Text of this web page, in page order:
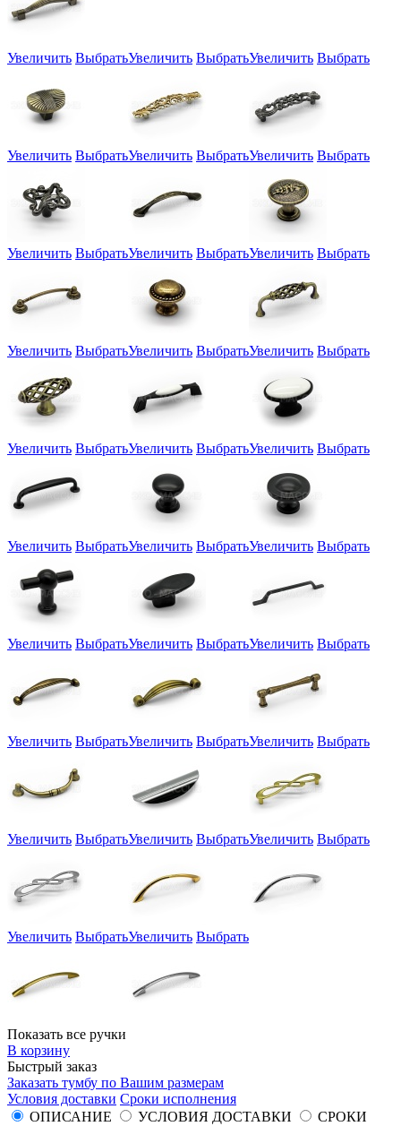
Увеличить ВыбратьУвеличить ВыбратьУвеличить Выбрать
Увеличить ВыбратьУвеличить ВыбратьУвеличить Выбрать
Увеличить ВыбратьУвеличить ВыбратьУвеличить Выбрать
Увеличить ВыбратьУвеличить ВыбратьУвеличить Выбрать
Увеличить ВыбратьУвеличить ВыбратьУвеличить Выбрать
Увеличить ВыбратьУвеличить ВыбратьУвеличить Выбрать
Увеличить ВыбратьУвеличить ВыбратьУвеличить Выбрать
Увеличить ВыбратьУвеличить ВыбратьУвеличить Выбрать
Увеличить ВыбратьУвеличить ВыбратьУвеличить Выбрать
Увеличить ВыбратьУвеличить Выбрать
Показать все ручки
В корзину
Быстрый заказ
Заказать тумбу по Вашим размерам
Условия доставки Сроки исполнения
ОПИСАНИЕ
УСЛОВИЯ ДОСТАВКИ
СРОКИ